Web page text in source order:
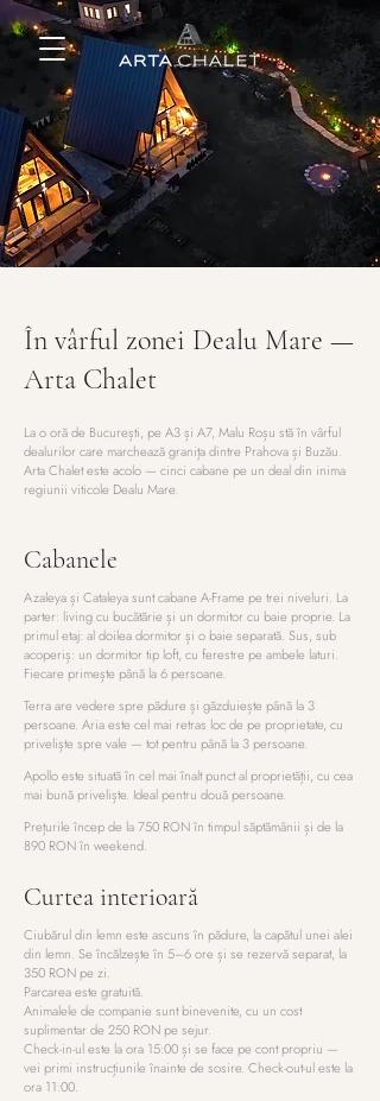
În vârful zonei Dealu Mare —
Arta Chalet
La o oră de București, pe A3 și A7, Malu Roșu stă în vârful
dealurilor care marchează granița dintre Prahova și Buzău.
Arta Chalet este acolo — cinci cabane pe un deal din inima
regiunii viticole Dealu Mare.
Cabanele
Azaleya și Cataleya sunt cabane A-Frame pe trei niveluri. La
parter: living cu bucătărie și un dormitor cu baie proprie. La
primul etaj: al doilea dormitor și o baie separată. Sus, sub
acoperiș: un dormitor tip loft, cu ferestre pe ambele laturi.
Fiecare primește până la 6 persoane.
Terra are vedere spre pădure și găzduiește până la 3
persoane. Aria este cel mai retras loc de pe proprietate, cu
priveliște spre vale — tot pentru până la 3 persoane.
Apollo este situată în cel mai înalt punct al proprietății, cu cea
mai bună priveliște. Ideal pentru două persoane.
Prețurile încep de la 750 RON în timpul săptămânii și de la
890 RON în weekend.
Curtea interioară
Ciubărul din lemn este ascuns în pădure, la capătul unei alei
din lemn. Se încălzește în 5–6 ore și se rezervă separat, la
350 RON pe zi.
Parcarea este gratuită.
Animalele de companie sunt binevenite, cu un cost
suplimentar de 250 RON pe sejur.
Check-in-ul este la ora 15:00 și se face pe cont propriu —
vei primi instrucțiunile înainte de sosire. Check-out-ul este la
ora 11:00.